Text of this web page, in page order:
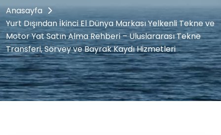
Anasayfa
Yurt Dışından İkinci El Dünya Markası Yelkenli Tekne ve
Motor Yat Satın Alma Rehberi – Uluslararası Tekne
Transferi, Sörvey ve Bayrak Kaydı Hizmetleri